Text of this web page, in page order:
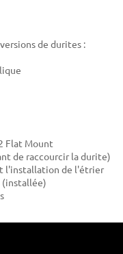
de durites :
Flat Mount
de raccourcir la durite)
l'installation de l'étrier
(installée)